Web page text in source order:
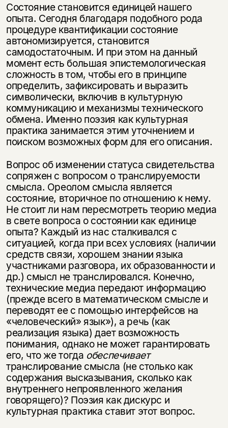
Состояние становится единицей нашего
опыта. Сегодня благодаря подобного рода
процедуре квантификации состояние
автономизируется, становится
самодостаточным. И при этом на данный
момент есть большая эпистемологическая
сложность в том, чтобы его в принципе
определить, зафиксировать и выразить
символически, включив в культурную
коммуникацию и механизмы технического
обмена. Именно поэзия как культурная
практика занимается этим уточнением и
поиском возможных форм для его описания.
Вопрос об изменении статуса свидетельства
сопряжен с вопросом о транслируемости
смысла. Ореолом смысла является
состояние, вторичное по отношению к нему.
Не стоит ли нам пересмотреть теорию медиа
в свете вопроса о состоянии как единице
опыта? Каждый из нас сталкивался с
ситуацией, когда при всех условиях (наличии
средств связи, хорошем знании языка
участниками разговора, их образованности и
др.) смысл не транслировался. Конечно,
технические медиа передают информацию
(прежде всего в математическом смысле и
переводят ее с помощью интерфейсов на
«человеческий» язык»), а речь (как
реализация языка) дает возможность
понимания, однако не может гарантировать
его, что же тогда обеспечивает
транслирование смысла (не столько как
содержания высказывания, сколько как
внутреннего непроявленного желания
говорящего)? Поэзия как дискурс и
культурная практика ставит этот вопрос.